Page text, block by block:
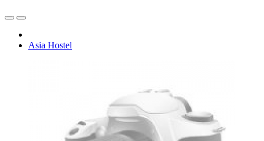
Asia Hostel